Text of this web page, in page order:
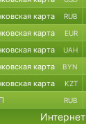
карта RUB
карта EUR
карта UAH
карта BYN
карта KZT
RUB